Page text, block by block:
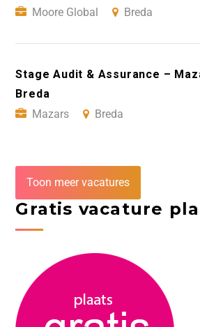
Moore Global
Breda
Stage Audit & Assurance –
Breda
Mazars
Breda
Toon meer vacatures
Gratis vacature